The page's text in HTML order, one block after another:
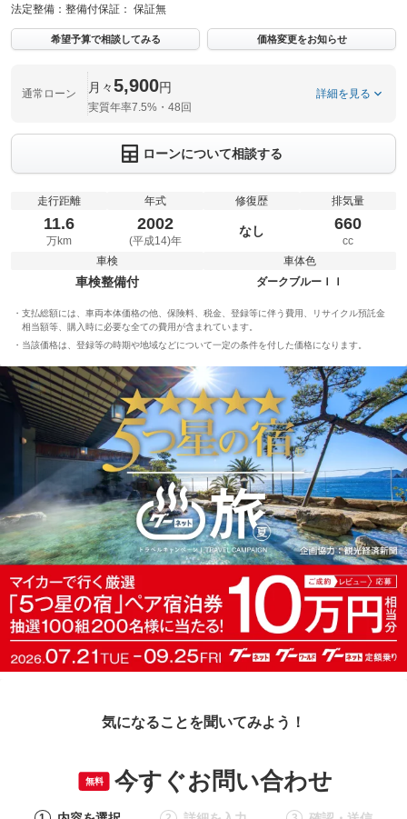
法定整備： 整備付保証： 保証無
希望予算で相談してみる 価格変更をお知らせ
通常ローン 月々5,900円
実質年率7.5%・48回
詳細を見る
ローンについて相談する
走行距離
11.6
万km
年式
2002
(平成14)年
修復歴
なし
排気量
660
cc
車検
車検整備付
車体色
ダークブルーＩＩ
支払総額には、車両本体価格の他、保険料、税金、登録等に伴う費用、リサイクル預託金
相当額等、購入時に必要な全ての費用が含まれています。
当該価格は、登録等の時期や地域などについて一定の条件を付した価格になります。
気になることを聞いてみよう！
無料 今すぐお問い合わせ